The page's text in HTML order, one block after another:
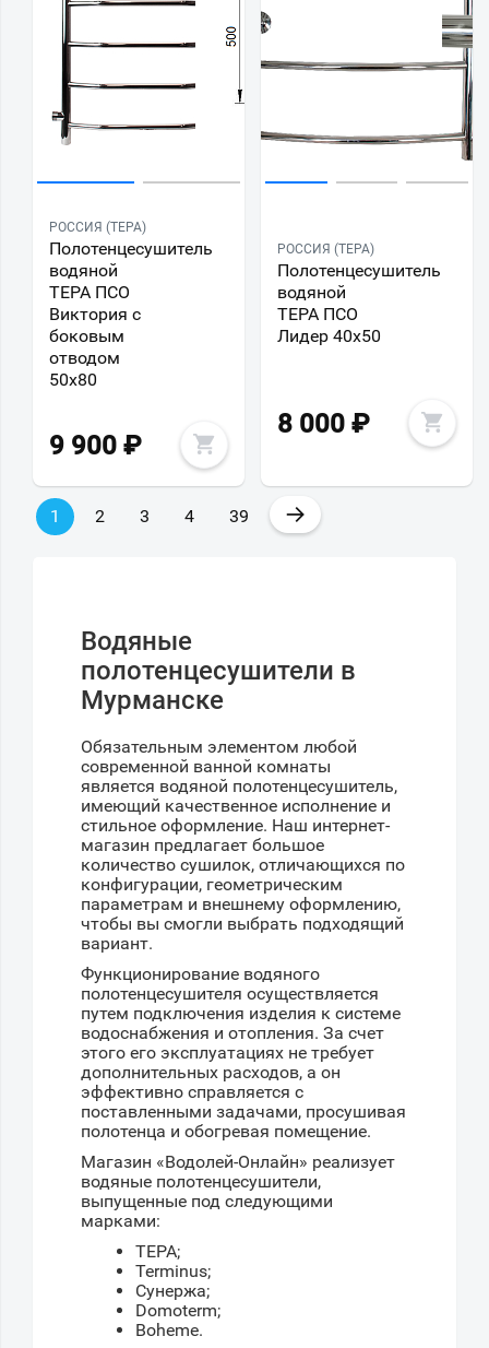
РОССИЯ (ТЕРА)
Полотенцесушитель
водяной
ТЕРА ПСО
Виктория с
боковым
отводом
50x80
9 900 ₽
РОССИЯ (ТЕРА)
Полотенцесушитель
водяной
ТЕРА ПСО
Лидер 40х50
8 000 ₽
1 2 3 4 39 →
Водяные
полотенцесушители в
Мурманске
Обязательным элементом любой
современной ванной комнаты
является водяной полотенцесушитель,
имеющий качественное исполнение и
стильное оформление. Наш интернет-
магазин предлагает большое
количество сушилок, отличающихся по
конфигурации, геометрическим
параметрам и внешнему оформлению,
чтобы вы смогли выбрать подходящий
вариант.
Функционирование водяного
полотенцесушителя осуществляется
путем подключения изделия к системе
водоснабжения и отопления. За счет
этого его эксплуатациях не требует
дополнительных расходов, а он
эффективно справляется с
поставленными задачами, просушивая
полотенца и обогревая помещение.
Магазин «Водолей-Онлайн» реализует
водяные полотенцесушители,
выпущенные под следующими
марками:
ТЕРА;
Terminus;
Сунержа;
Domoterm;
Boheme.